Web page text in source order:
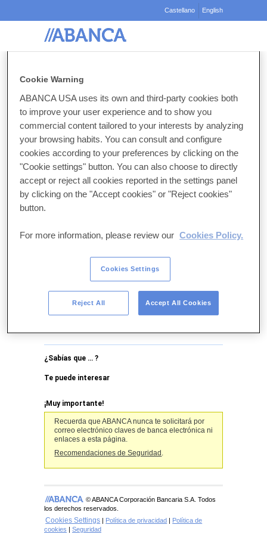
Castellano English
electrónica y Buzón Digital de
Particulares
Usuario:
PIN (contraseña):
Empresas
Acceso Banca Electrónica
¿Sabías que … ?
Te puede interesar
¡Muy importante!
Recuerda que ABANCA nunca te solicitará por
correo electrónico claves de banca electrónica ni
enlaces a esta página.
Recomendaciones de Seguridad .
© ABANCA Corporación Bancaria S.A. Todos
los derechos reservados.
Cookies Settings | Política de privacidad | Política de
cookies | Seguridad
Cookie Warning
ABANCA USA uses its own and third-party cookies both
to improve your user experience and to show you
commercial content tailored to your interests by analyzing
your browsing habits. You can consult and configure
cookies according to your preferences by clicking on the
"Cookie settings" button. You can also choose to directly
accept or reject all cookies reported in the settings panel
by clicking on the "Accept cookies" or "Reject cookies"
button.
For more information, please review our Cookies Policy.
Cookies Settings
Reject All Accept All Cookies